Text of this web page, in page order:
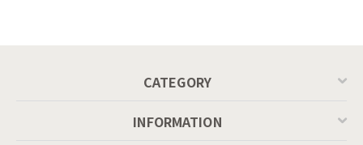
CATEGORY
INFORMATION